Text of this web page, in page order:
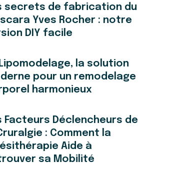
secrets de fabrication du
Yves Rocher : notre
DIY facile
la solution
pour un remodelage
harmonieux
Facteurs Déclencheurs de
: Comment la
Aide à
sa Mobilité